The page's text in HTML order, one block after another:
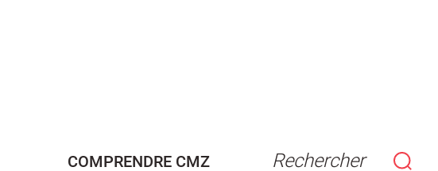
COMPRENDRE CMZ Rechercher